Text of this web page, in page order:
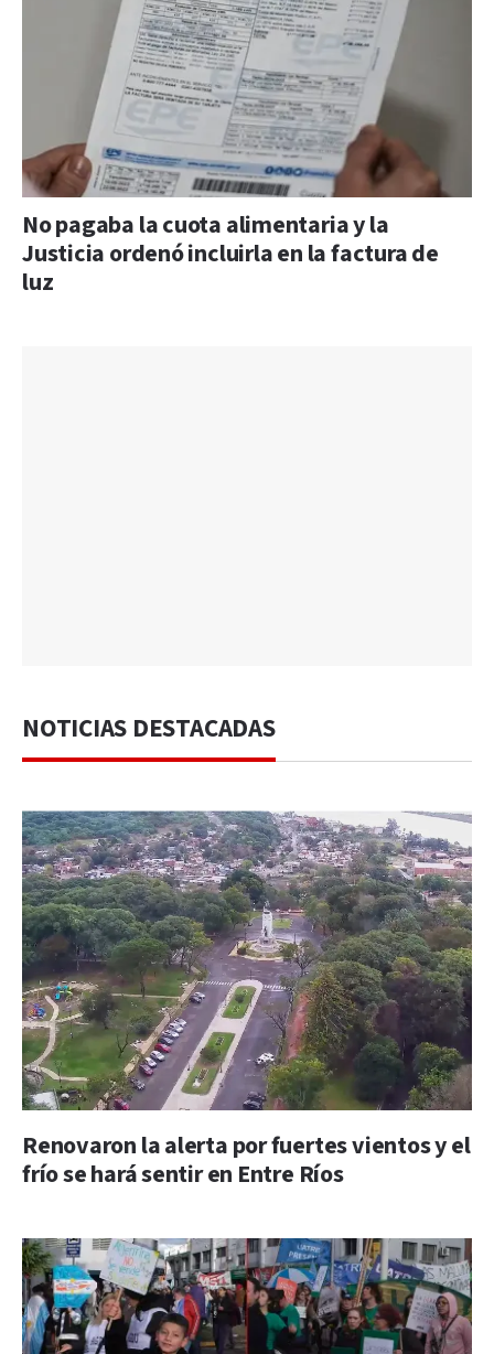
No pagaba la cuota alimentaria y la
Justicia ordenó incluirla en la factura de
luz
NOTICIAS DESTACADAS
Renovaron la alerta por fuertes vientos y el
frío se hará sentir en Entre Ríos